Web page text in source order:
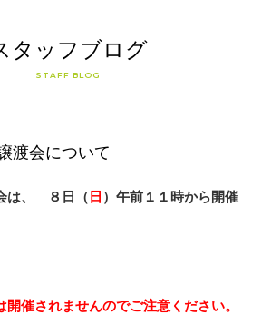
タッフブログ
STAFF BLOG
渡会について
、 ８日（ 日 ）午前１１時から開催
催されませんのでご注意ください。